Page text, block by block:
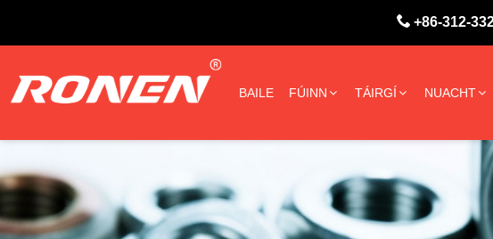
+86-312-
BAILE FÚINN TÁIRGÍ NUACHT